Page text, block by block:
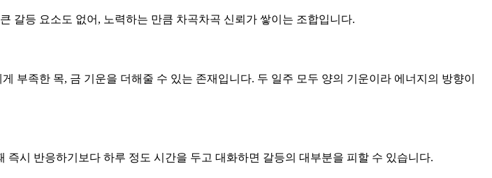
갈등 요소도 없어, 노력하는 만큼 차곡차곡 신뢰가 쌓이는 조합입니다.
부족한 목, 금 기운을 더해줄 수 있는 존재입니다. 두 일주 모두 양의 기운이라 에너지의 방향이
시 반응하기보다 하루 정도 시간을 두고 대화하면 갈등의 대부분을 피할 수 있습니다.